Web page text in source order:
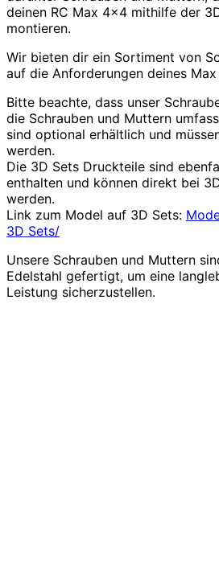
deinen RC Max 4×4 mithilfe der
montieren.
Wir bieten dir ein Sortiment von
auf die Anforderungen deines
Bitte beachte, dass unser
die Schrauben und Muttern
sind optional erhältlich und
werden.
Die 3D Sets Druckteile sind
enthalten und können direkt bei
werden.
Link zum Model auf 3D Sets:
3D Sets/
Unsere Schrauben und Muttern
Edelstahl gefertigt, um eine
Leistung sicherzustellen.